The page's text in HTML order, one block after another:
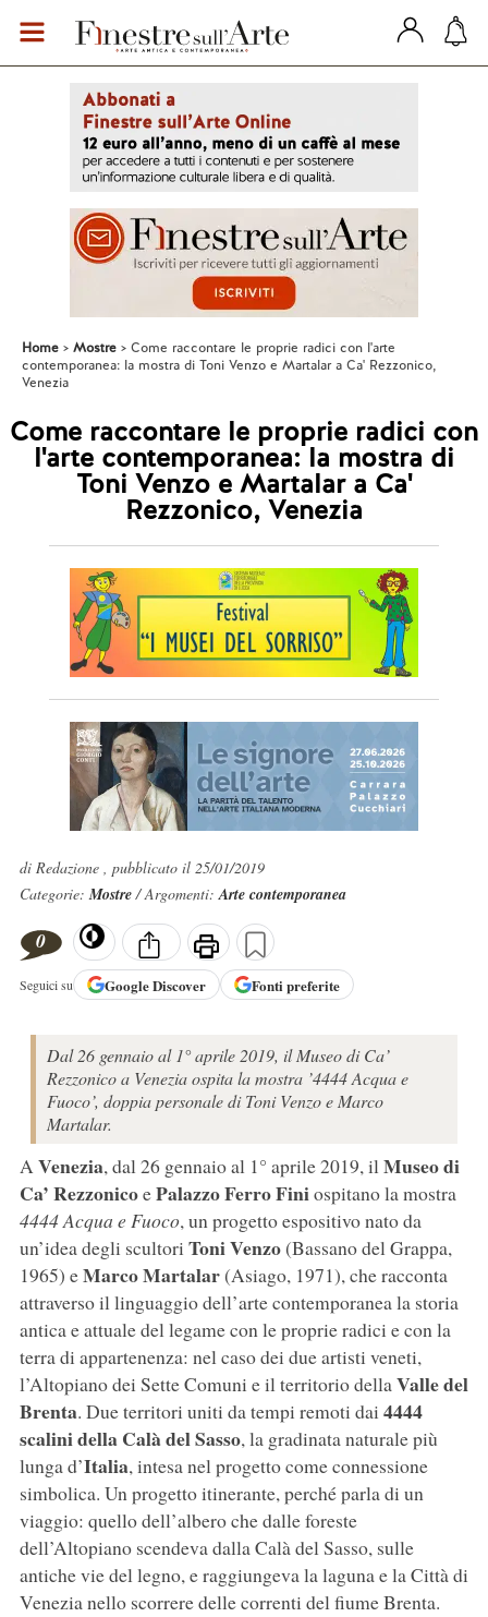
Home Mostre
Come raccontare le proprie radici con l'arte
contemporanea: la mostra di Toni Venzo e Martalar a Ca' Rezzonico,
Venezia
Come raccontare le proprie radici con
l'arte contemporanea: la mostra di
Toni Venzo e Martalar a Ca'
Rezzonico, Venezia
di Redazione , pubblicato il 25/01/2019
Categorie:Mostre/ Argomenti:Arte contemporanea
0
Seguici su GoogleDiscover Fonti preferite
Dal 26 gennaio al 1° aprile 2019, il Museo di Ca’
Rezzonico a Venezia ospita la mostra ’4444 Acqua e
Fuoco’, doppia personale di Toni Venzo e Marco
Martalar.
AVenezia, dal 26 gennaio al 1° aprile 2019, ilMuseo di
Ca’ RezzonicoePalazzo Ferro Finiospitano la mostra
4444 Acqua e Fuoco, un progetto espositivo nato da
un’idea degli scultori Toni Venzo(Bassano del Grappa,
1965) eMarco Martalar(Asiago, 1971), che racconta
attraverso il linguaggio dell’arte contemporanea la storia
antica e attuale del legame con le proprie radici e con la
terra di appartenenza: nel caso dei due artisti veneti,
l’Altopiano dei Sette Comuni e il territorio dellaValle del
Brenta. Due territori uniti da tempi remoti dai 4444
scalini della Calà del Sasso, la gradinata naturale più
lunga d’Italia, intesa nel progetto come connessione
simbolica. Un progetto itinerante, perché parla di un
viaggio: quello dell’albero che dalle foreste
dell’Altopiano scendeva dalla Calà del Sasso, sulle
antiche vie del legno, e raggiungeva la laguna e la Città di
Venezia nello scorrere delle correnti del fiume Brenta.